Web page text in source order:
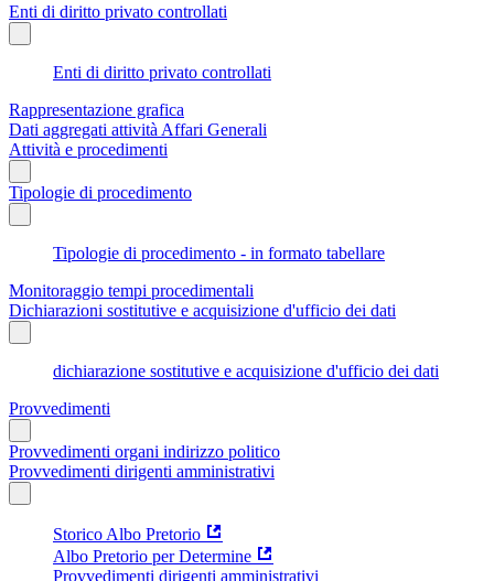
Enti di diritto privato controllati
Enti di diritto privato controllati
Rappresentazione grafica
Dati aggregati attività Affari Generali
Attività e procedimenti
Tipologie di procedimento
Tipologie di procedimento - in formato tabellare
Monitoraggio tempi procedimentali
Dichiarazioni sostitutive e acquisizione d'ufficio dei dati
dichiarazione sostitutive e acquisizione d'ufficio dei dati
Provvedimenti
Provvedimenti organi indirizzo politico
Provvedimenti dirigenti amministrativi
Storico Albo Pretorio
Albo Pretorio per Determine
Provvedimenti dirigenti amministrativi